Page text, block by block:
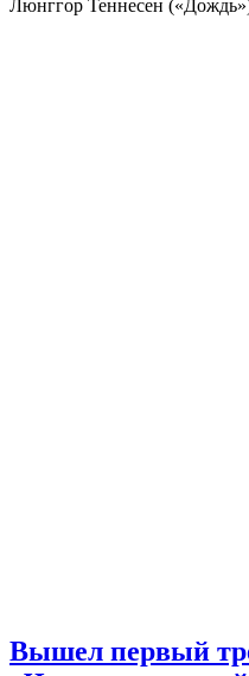
Люнггор Теннесен
Вышел первый